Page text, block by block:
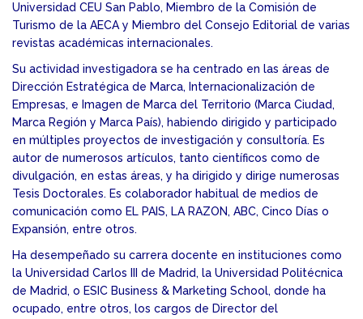
Universidad CEU San Pablo, Miembro de la Comisión de
Turismo de la AECA y Miembro del Consejo Editorial de varias
revistas académicas internacionales.
Su actividad investigadora se ha centrado en las áreas de
Dirección Estratégica de Marca, Internacionalización de
Empresas, e Imagen de Marca del Territorio (Marca Ciudad,
Marca Región y Marca País), habiendo dirigido y participado
en múltiples proyectos de investigación y consultoría. Es
autor de numerosos artículos, tanto científicos como de
divulgación, en estas áreas, y ha dirigido y dirige numerosas
Tesis Doctorales. Es colaborador habitual de medios de
comunicación como EL PAIS, LA RAZON, ABC, Cinco Días o
Expansión, entre otros.
Ha desempeñado su carrera docente en instituciones como
la Universidad Carlos III de Madrid, la Universidad Politécnica
de Madrid, o ESIC Business & Marketing School, donde ha
ocupado, entre otros, los cargos de Director del